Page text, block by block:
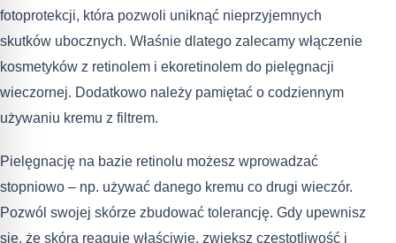
fotoprotekcji, która pozwoli uniknąć nieprzyjemnych
skutków ubocznych. Właśnie dlatego zalecamy włączenie
kosmetyków z retinolem i ekoretinolem do pielęgnacji
wieczornej. Dodatkowo należy pamiętać o codziennym
używaniu kremu z filtrem.
Pielęgnację na bazie retinolu możesz wprowadzać
stopniowo – np. używać danego kremu co drugi wieczór.
Pozwól swojej skórze zbudować tolerancję. Gdy upewnisz
się, że skóra reaguje właściwie, zwiększ częstotliwość i